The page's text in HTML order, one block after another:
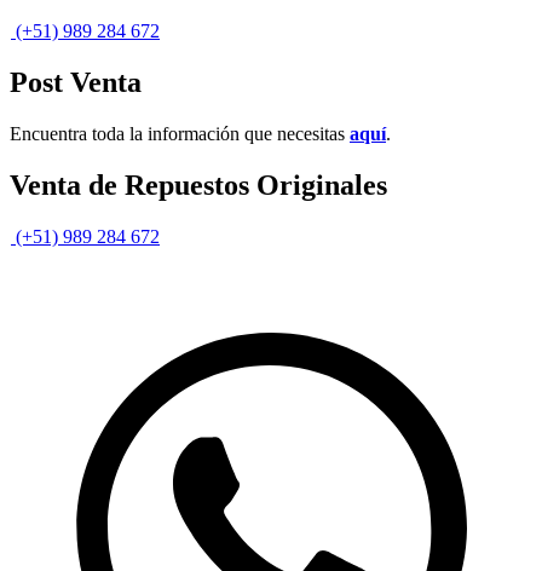
(+51) 989 284 672
Post Venta
Encuentra toda la información que necesitas aquí.
Venta de Repuestos Originales
(+51) 989 284 672